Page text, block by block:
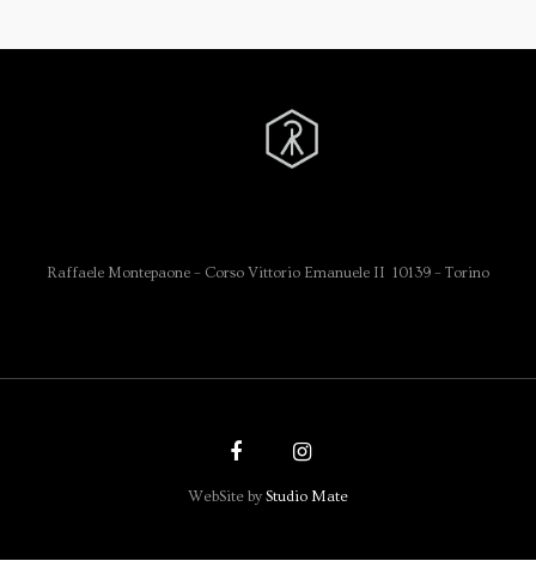
Raffaele Montepaone – Corso Vittorio Emanuele II 10139 – Torino
WebSite by Studio Mate